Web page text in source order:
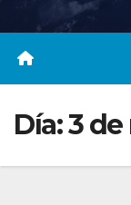
Día:3 de